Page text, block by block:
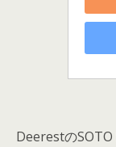
DeerestのSOTO